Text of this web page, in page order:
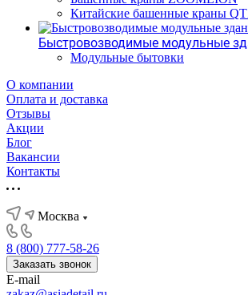
Китайские башенные краны
Быстровозводимые модульные
Модульные бытовки
О компании
Оплата и доставка
Отзывы
Акции
Блог
Вакансии
Контакты
Москва
8 (800) 777-58-26
Заказать звонок
E-mail